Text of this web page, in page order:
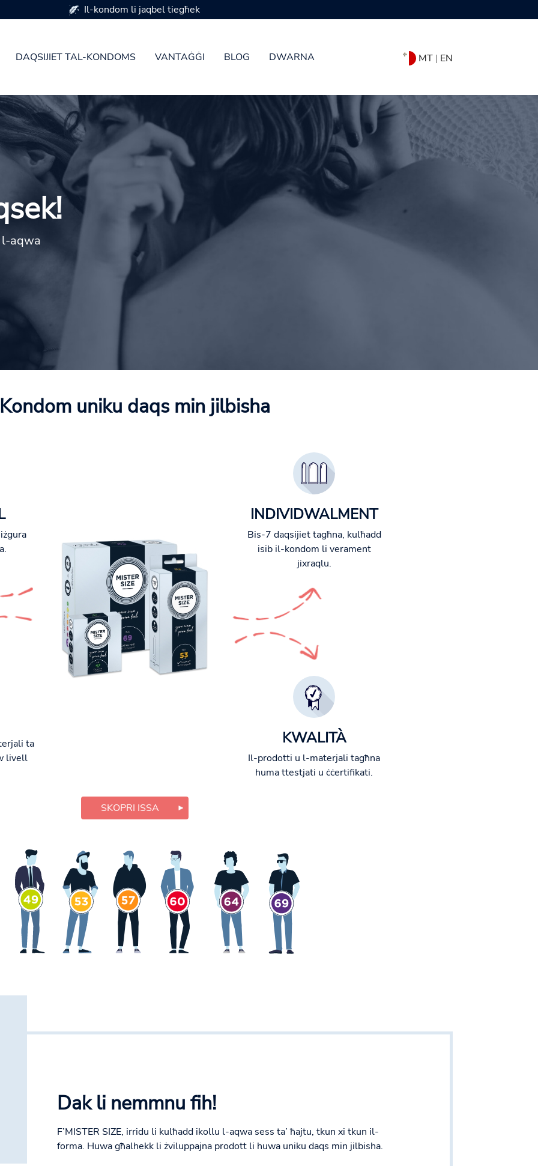
DAQSIJIET TAL-KONDOMS VANTAĠĠI BLOG DWARNA MT | EN
Disponibbli f'7 daqsijiet tal-kondoms
aqwa
uniku daqs min jilbisha
ta
livell
INDIVIDWALMENT
Bis-7 daqsijiet tagħna, kulħadd
isib il-kondom li verament
jixraqlu.
KWALITÀ
Il-prodotti u l-materjali tagħna
huma ttestjati u ċċertifikati.
SKOPRI ISSA
Dak li nemmnu fih!
F’MISTER SIZE, irridu li kulħadd ikollu l-aqwa sess ta’ ħajtu, tkun xi tkun il-
forma. Huwa għalhekk li żviluppajna prodott li huwa uniku daqs min jilbisha.